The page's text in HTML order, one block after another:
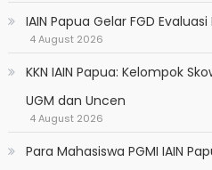
IAIN Papua Gelar FGD Evaluasi
4 August 2026
KKN IAIN Papua: Kelompok
UGM dan Uncen
4 August 2026
Para Mahasiswa PGMI IAIN